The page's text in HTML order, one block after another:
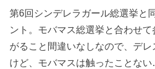
第6回シンデレラガール総選挙と
ント。モバマス総選挙と合わせ
がること間違いなしなので、デ
けど、モバマスは触ったことな